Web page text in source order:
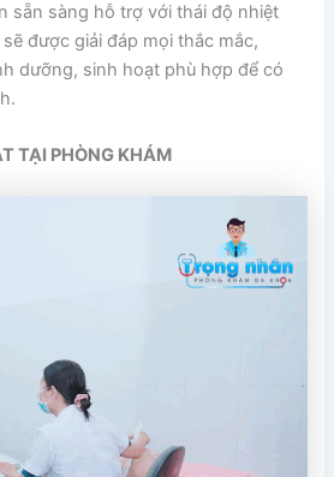
sẵn sàng hỗ trợ với thái độ nhiệt
được giải đáp mọi thắc mắc,
dưỡng, sinh hoạt phù hợp để có
TẠI PHÒNG KHÁM